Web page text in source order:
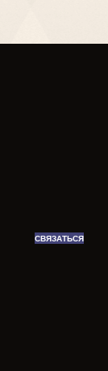
СВЯЗАТЬСЯ